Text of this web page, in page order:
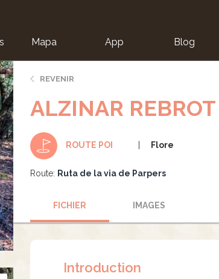
Mapa App Blog
REVENIR
ALZINAR REBROT
ROUTE POI Flore
Route: Ruta de la via de Parpers
FICHIER IMAGES
Introduction